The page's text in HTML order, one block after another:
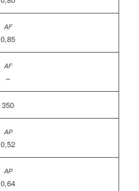
0,85
–
350
0,52
0,64